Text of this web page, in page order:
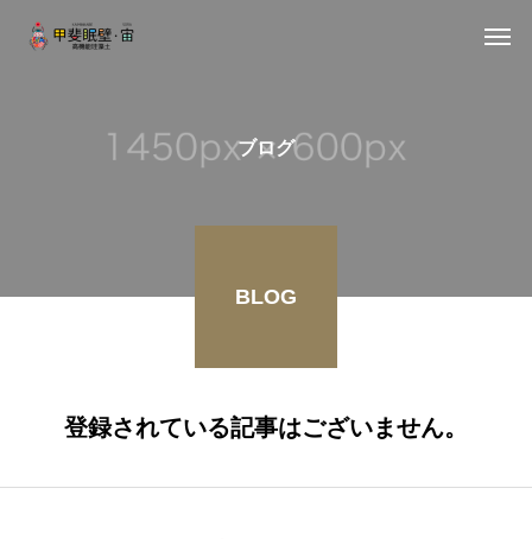
ブログ
BLOG
登録されている記事はございません。